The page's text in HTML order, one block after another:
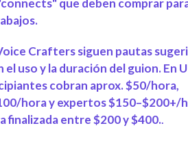
que deben comprar
Crafters siguen pautas
el uso y la duración del guion. En
cobran aprox. $50/hora,
hora y expertos $150–$200+/
finalizada entre $200 y $400..